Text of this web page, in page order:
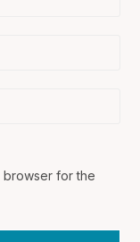
browser for the